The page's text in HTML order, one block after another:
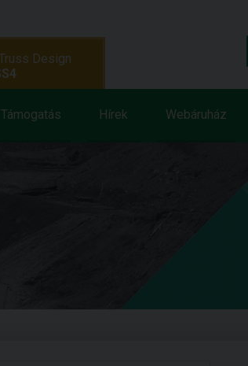
Támogatás Hírek Webáruház
Design